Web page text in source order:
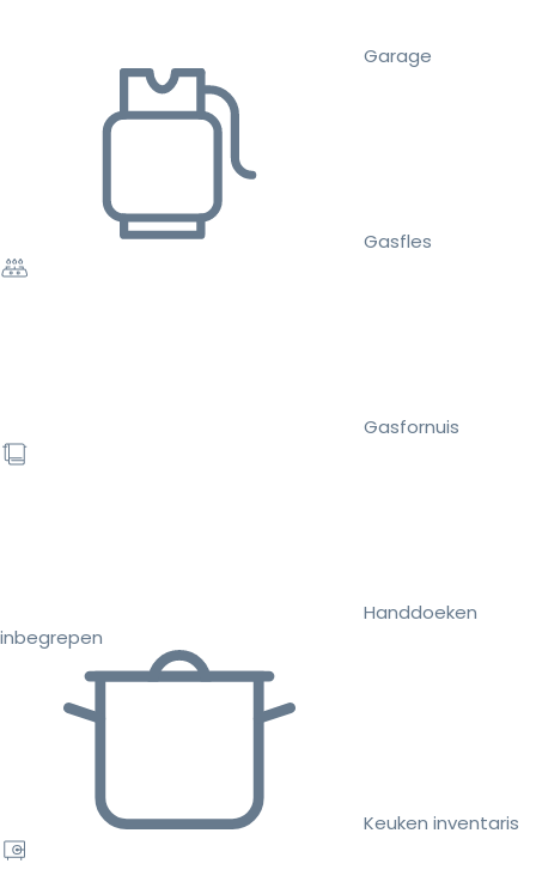
Garage
Gasfles
Gasfornuis
Handdoeken
inbegrepen
Keuken inventaris